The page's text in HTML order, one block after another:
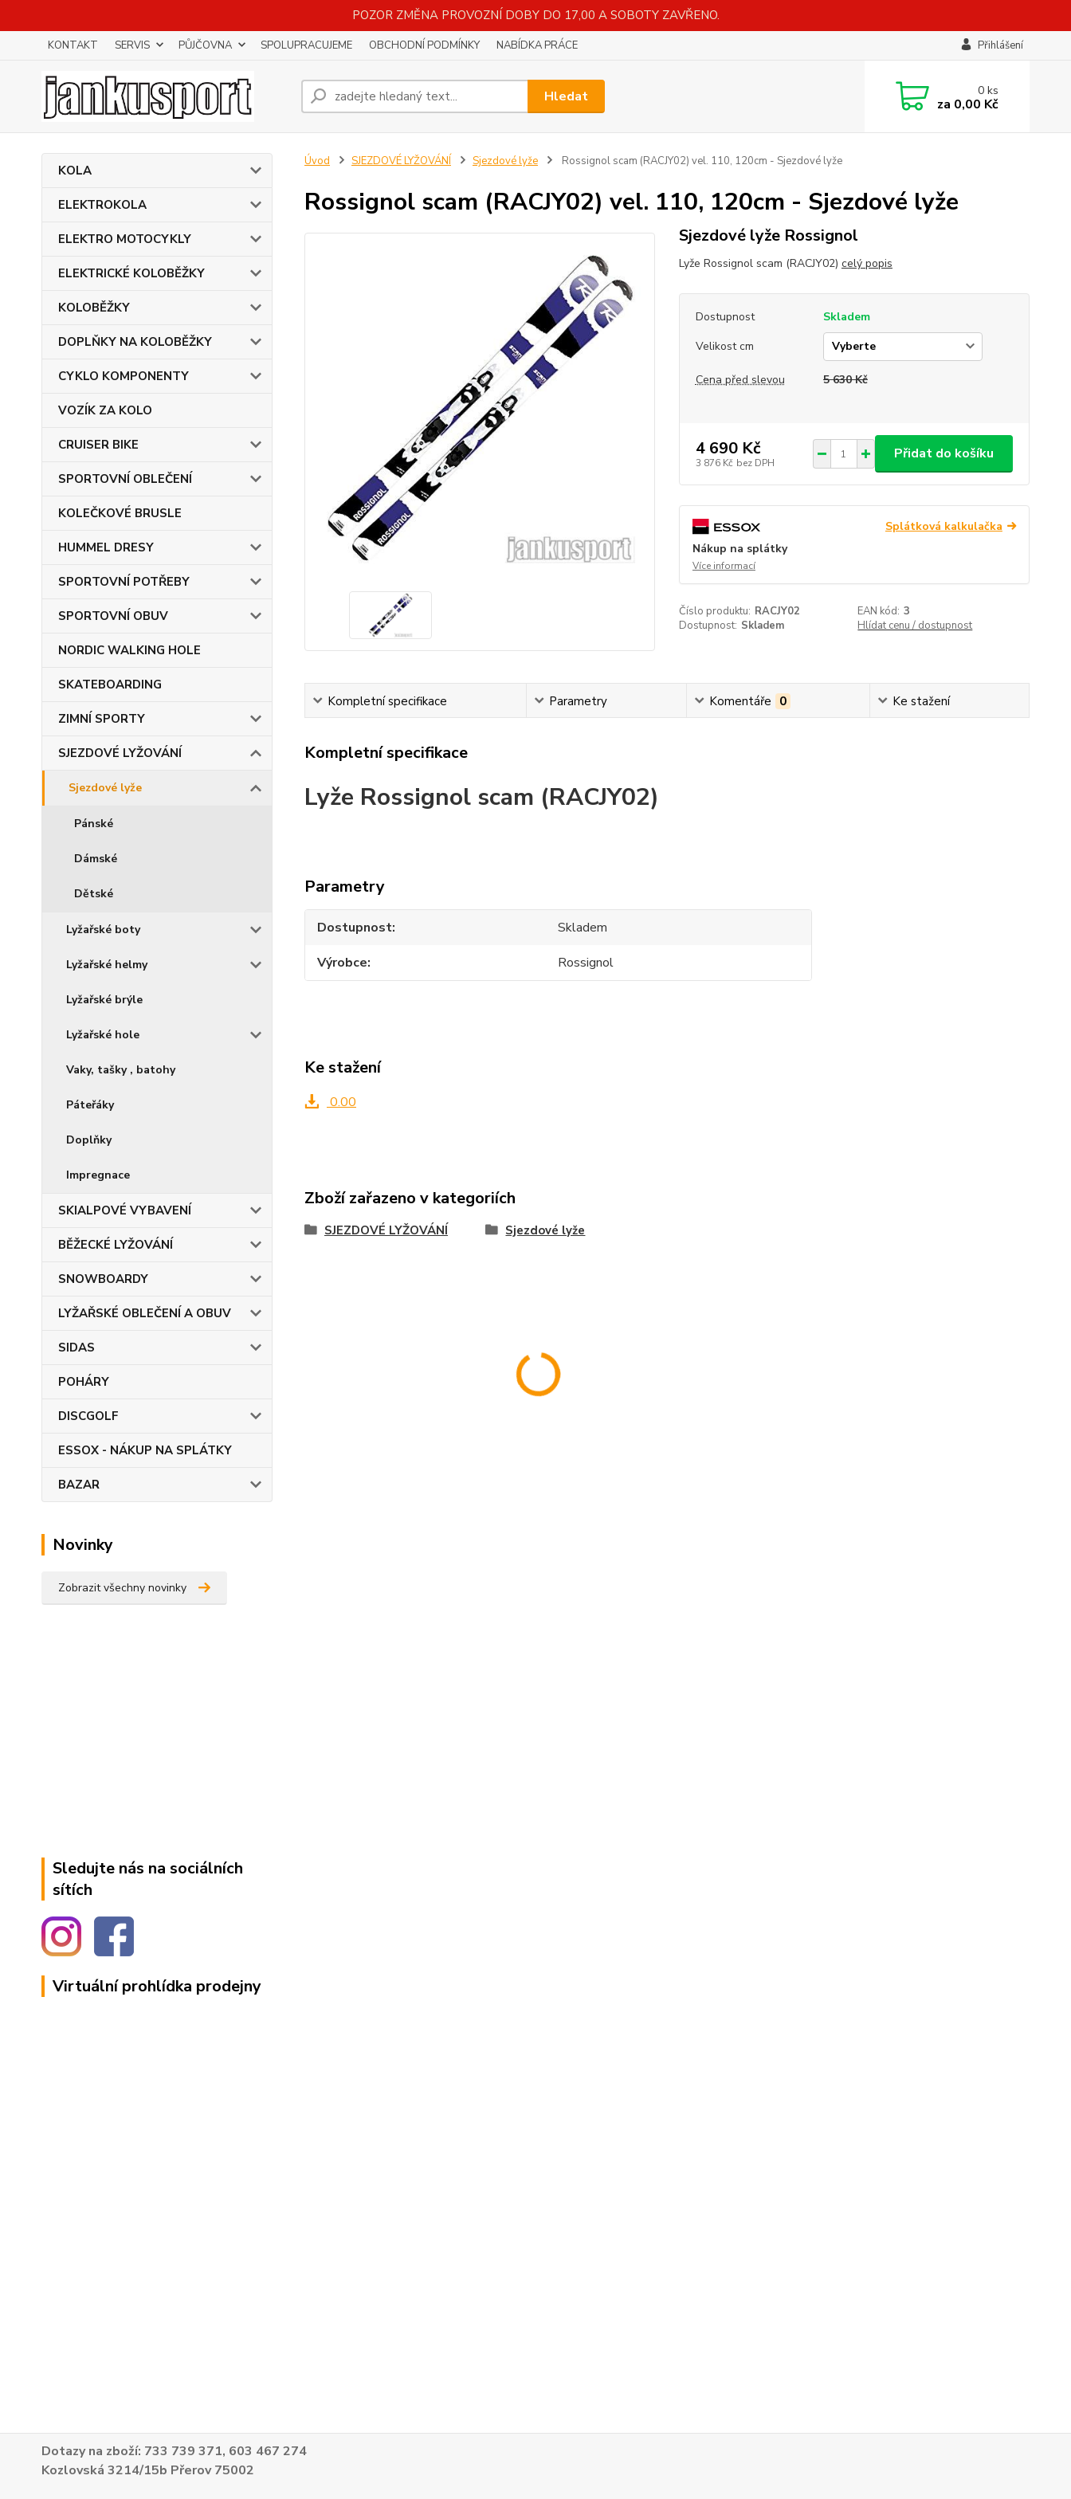
POZOR ZMĚNA PROVOZNÍ DOBY DO 17,00 A SOBOTY ZAVŘENO.
KONTAKT SERVIS PŮJČOVNA SPOLUPRACUJEME OBCHODNÍ PODMÍNKY NABÍDKA PRÁCE Přihlášení
Hledat 0ks
za 0,00 Kč
KOLA
ELEKTROKOLA
ELEKTRO MOTOCYKLY
ELEKTRICKÉ KOLOBĚŽKY
KOLOBĚŽKY
DOPLŇKY NA KOLOBĚŽKY
CYKLO KOMPONENTY
VOZÍK ZA KOLO
CRUISER BIKE
SPORTOVNÍ OBLEČENÍ
KOLEČKOVÉ BRUSLE
HUMMEL DRESY
SPORTOVNÍ POTŘEBY
SPORTOVNÍ OBUV
NORDIC WALKING HOLE
SKATEBOARDING
ZIMNÍ SPORTY
SJEZDOVÉ LYŽOVÁNÍ
Sjezdové lyže
Pánské
Dámské
Dětské
Lyžařské boty
Lyžařské helmy
Lyžařské brýle
Lyžařské hole
Vaky, tašky , batohy
Páteřáky
Doplňky
Impregnace
SKIALPOVÉ VYBAVENÍ
BĚŽECKÉ LYŽOVÁNÍ
SNOWBOARDY
LYŽAŘSKÉ OBLEČENÍ A OBUV
SIDAS
POHÁRY
DISCGOLF
ESSOX - NÁKUP NA SPLÁTKY
BAZAR
Novinky
Zobrazit všechny novinky
Sledujte nás na sociálních
sítích
Virtuální prohlídka prodejny
Úvod SJEZDOVÉ LYŽOVÁNÍ Sjezdové lyže Rossignol scam (RACJY02) vel. 110, 120cm - Sjezdové lyže
Rossignol scam (RACJY02) vel. 110, 120cm - Sjezdové lyže
Sjezdové lyže Rossignol
Lyže Rossignol scam (RACJY02) celý popis
Dostupnost
Skladem
Velikost cm
Cena před slevou 5 630 Kč
4 690 Kč
3 876 Kč bez DPH
Přidat do košíku
Splátková kalkulačka
Nákup na splátky
Více informací
Číslo produktu: RACJY02 EAN kód: 3
Dostupnost: Skladem Hlídat cenu / dostupnost
Kompletní specifikace Parametry Komentáře 0 Ke stažení
Kompletní specifikace
Lyže Rossignol scam (RACJY02)
Parametry
Dostupnost
Skladem
Výrobce
Rossignol
Ke stažení
0.00
Zboží zařazeno v kategoriích
SJEZDOVÉ LYŽOVÁNÍ Sjezdové lyže
Dotazy na zboží: 733 739 371, 603 467 274
Kozlovská 3214/15b Přerov 75002